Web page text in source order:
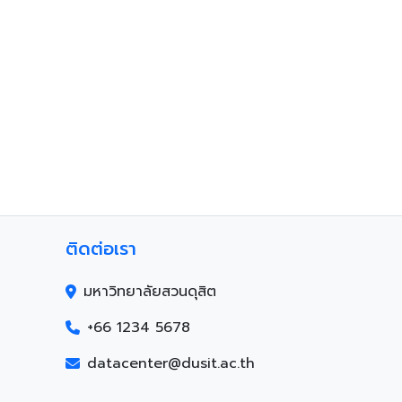
ติดต่อเรา
มหาวิทยาลัยสวนดุสิต
+66 1234 5678
datacenter@dusit.ac.th